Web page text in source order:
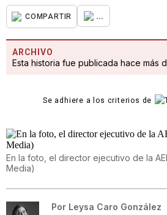
COMPARTIR ...
ARCHIVO
Esta historia fue publicada hace más
Se adhiere a los criterios de
En la foto, el director ejecutivo de la
Media)
Por Leysa Caro González